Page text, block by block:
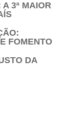
3ª MAIOR
FOMENTO
DA